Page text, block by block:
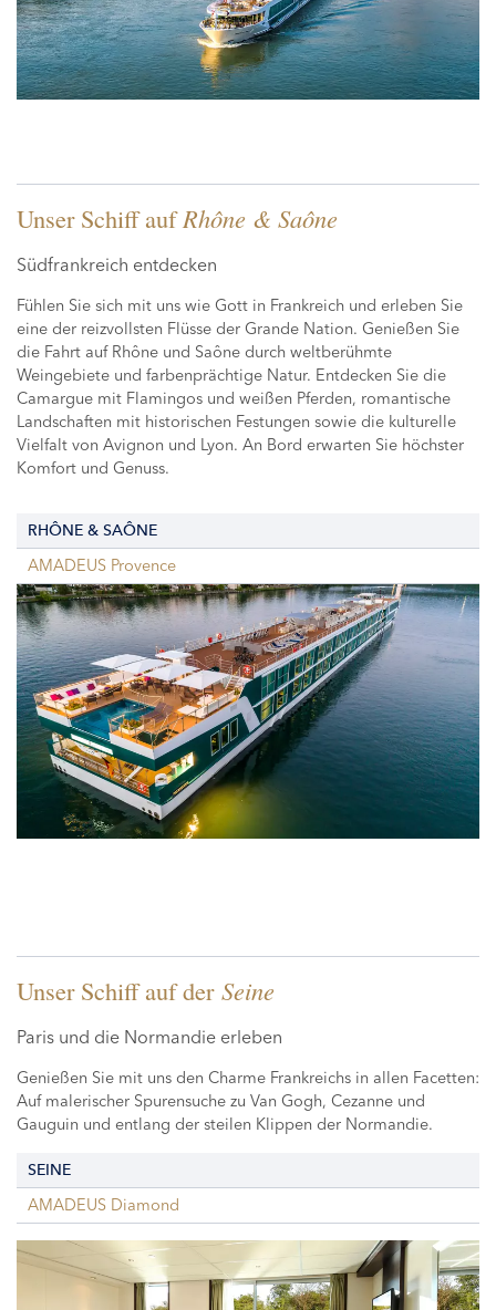
Unser Schiff aufRhône & Saône
Südfrankreich entdecken
Fühlen Sie sich mit uns wie Gott in Frankreich und erleben Sie
eine der reizvollsten Flüsse der Grande Nation. Genießen Sie
die Fahrt auf Rhône und Saône durch weltberühmte
Weingebiete und farbenprächtige Natur. Entdecken Sie die
Camargue mit Flamingos und weißen Pferden, romantische
Landschaften mit historischen Festungen sowie die kulturelle
Vielfalt von Avignon und Lyon. An Bord erwarten Sie höchster
Komfort und Genuss.
RHÔNE & SAÔNE
AMADEUS Provence
Unser Schiff auf der Seine
Paris und die Normandie erleben
Genießen Sie mit uns den Charme Frankreichs in allen Facetten:
Auf malerischer Spurensuche zu Van Gogh, Cezanne und
Gauguin und entlang der steilen Klippen der Normandie.
SEINE
AMADEUS Diamond